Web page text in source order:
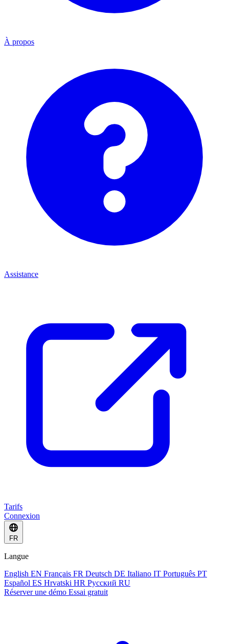
À propos
Assistance
Tarifs
Connexion
FR
Langue
English EN Français FR Deutsch DE Italiano IT Português PT
Español ES Hrvatski HR Русский RU
Réserver une démo Essai gratuit